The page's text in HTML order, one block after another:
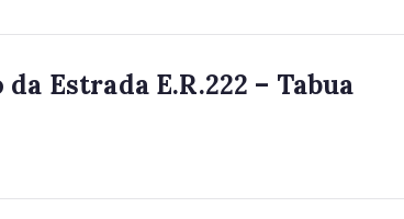
Estrada E.R.222 – Tabua